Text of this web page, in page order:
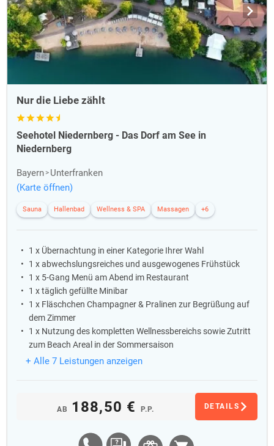
von der Kosmetikerin pflegen zu lassen.
Die aufgeführten Reiseangebote zu denBeauty Kurztripsbeinhalten
spezielle Beauty-Anwendungen in derKosmetikabteilung. So
genannte Beauty-Center bieten Kosmetikanwendungen sowohl als
hauseigene Dienstleistung, sowie als extern betriebene Beauty-Salons
an. Die Beauty-Salons finden sich zumeist in den unteren Etagen des
Nur die Liebe zählt
Seehotel Niedernberg - Das Dorf am See in
Niedernberg
Bayern
Unterfranken
(Karte öffnen)
Sauna Hallenbad Wellness & SPA Massagen +6
1 x Übernachtung in einer Kategorie Ihrer Wahl
1 x abwechslungsreiches und ausgewogenes Frühstück
1 x 5-Gang Menü am Abend im Restaurant
1 x täglich gefüllte Minibar
1 x Fläschchen Champagner & Pralinen zur Begrüßung auf
dem Zimmer
1 x Nutzung des kompletten Wellnessbereichs sowie Zutritt
zum Beach Areal in der Sommersaison
+ Alle 7 Leistungen anzeigen
AB 188,50 € P.P. DETAILS